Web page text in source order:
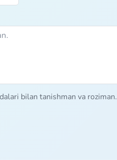
bilan tanishman va roziman.